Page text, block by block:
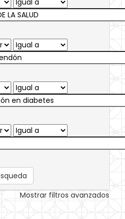
Mostrar filtros avanzados